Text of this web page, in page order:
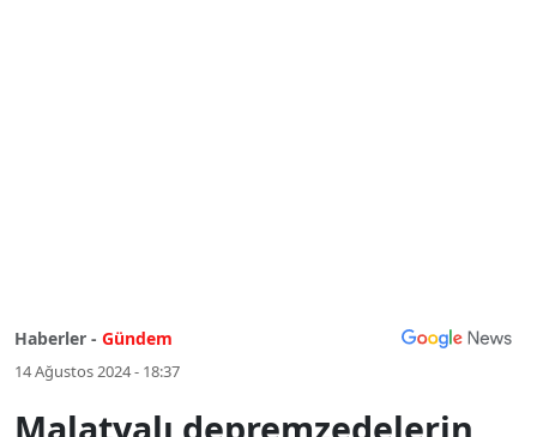
Haberler - Gündem
14 Ağustos 2024 - 18:37